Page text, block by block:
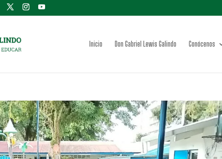
Inicio Don Gabriel Lewis Galindo Conócenos